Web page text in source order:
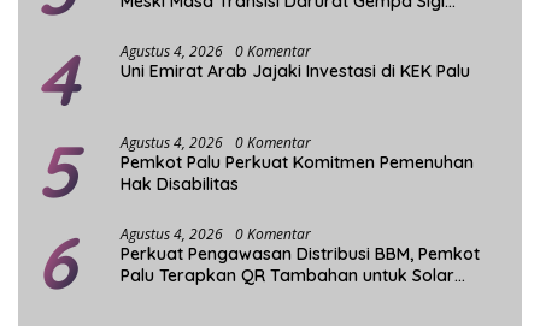
4 Agustus 4, 2026 0 Komentar
Uni Emirat Arab Jajaki Investasi di KEK Palu
5 Agustus 4, 2026 0 Komentar
Pemkot Palu Perkuat Komitmen Pemenuhan
Hak Disabilitas
6 Agustus 4, 2026 0 Komentar
Perkuat Pengawasan Distribusi BBM, Pemkot
Palu Terapkan QR Tambahan untuk Solar